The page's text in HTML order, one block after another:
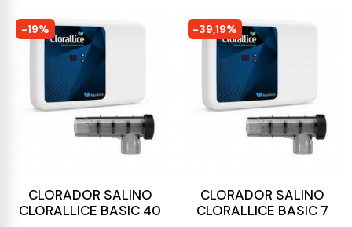
-19%
CLORADOR SALINO
CLORALLICE BASIC 40
-39,19%
CLORADOR SALINO
CLORALLICE BASIC 7